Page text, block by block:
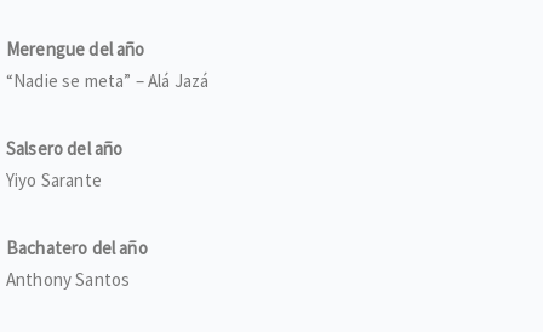
Merengue del año
“Nadie se meta” – Alá Jazá
Salsero del año
Yiyo Sarante
Bachatero del año
Anthony Santos